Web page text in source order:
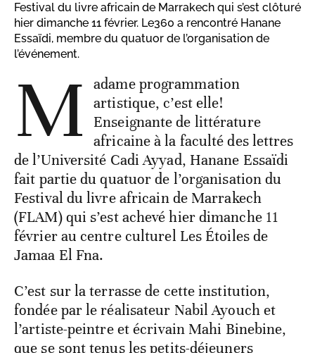
Festival du livre africain de Marrakech qui s’est clôturé
hier dimanche 11 février. Le360 a rencontré Hanane
Essaïdi, membre du quatuor de l’organisation de
l’événement.
M
adame programmation
artistique, c’est elle!
Enseignante de littérature
africaine à la faculté des lettres
de l’Université Cadi Ayyad, Hanane Essaïdi
fait partie du quatuor de l’organisation du
Festival du livre africain de Marrakech
(FLAM) qui s’est achevé hier dimanche 11
février au centre culturel Les Étoiles de
Jamaa El Fna.
C’est sur la terrasse de cette institution,
fondée par le réalisateur Nabil Ayouch et
l’artiste-peintre et écrivain Mahi Binebine,
que se sont tenus les petits-déjeuners